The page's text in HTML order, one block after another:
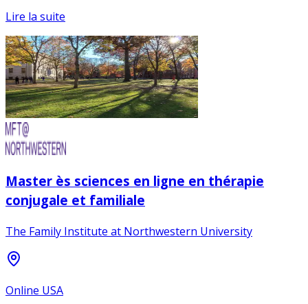
Lire la suite
Master ès sciences en ligne en thérapie
conjugale et familiale
The Family Institute at Northwestern University
Online USA